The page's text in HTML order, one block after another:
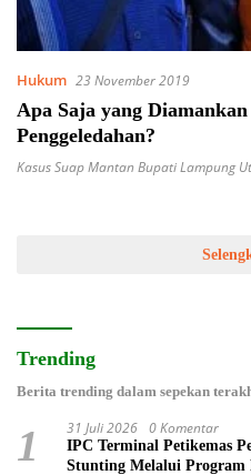
Hukum 23 November 2019
Apa Saja yang
Penggeledahan?
Kasus Suap Mantan Bupati Lampung
Trending
Berita trending dalam sepekan
1 31 Juli 2026 0 Komentar
IPC Terminal Petikemas
Stunting Melalui Program